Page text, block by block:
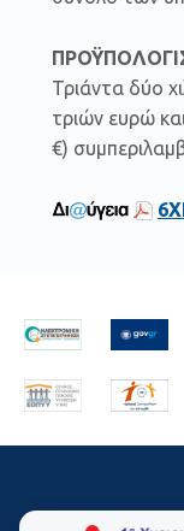
Τριάντα δύο
τριών ευρώ
€)